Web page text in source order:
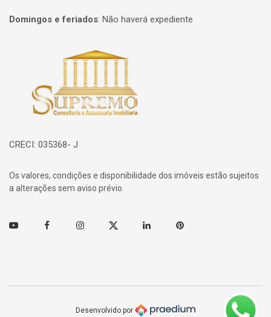
Domingos e feriados: Não haverá expediente
Página inicial
CRECI: 035368- J
Os valores, condições e disponibilidade dos imóveis estão sujeitos
a alterações sem aviso prévio.
Youtube FacebookInstagramTwitter Linkedin Pinterest
Desenvolvido por